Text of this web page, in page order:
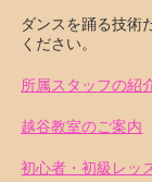
ダンスを踊る技術
ください。
所属スタッフの紹
越谷教室のご案内
初心者・初級レッ